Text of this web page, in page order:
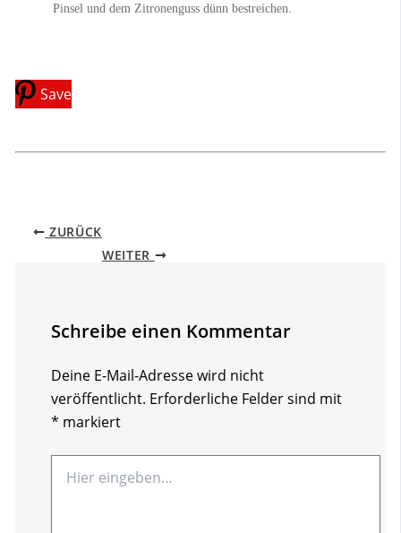
Pinsel und dem Zitronenguss dünn bestreichen.
Save
ZURÜCK
WEITER
Schreibe einen Kommentar
Deine E-Mail-Adresse wird nicht
veröffentlicht. Erforderliche Felder sind mit
* markiert
eingeben…